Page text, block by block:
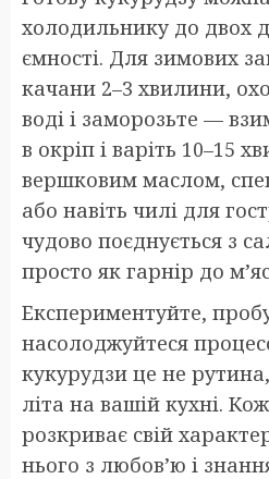
холодильнику до двох
ємності. Для зимових
качани 2–3 хвилини,
воді і заморозьте —
в окріп і варіть 10–15
вершковим маслом,
або навіть чилі для
чудово поєднується з
просто як гарнір до
Експериментуйте,
насолоджуйтеся
кукурудзи це не
літа на вашій кухні.
розкриває свій
нього з любов’ю і